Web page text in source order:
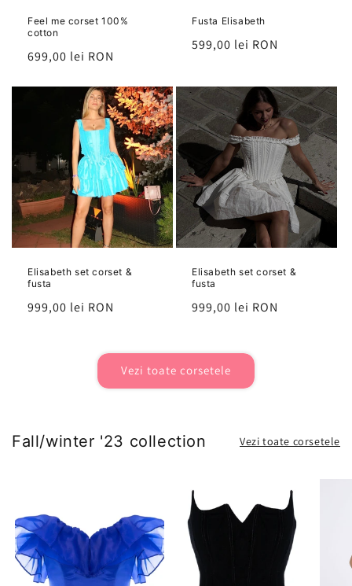
Feel me corset 100%
cotton
Preț
699,00 lei RON
Fusta Elisabeth
Preț
599,00 lei RON
Elisabeth set corset &
fusta
Preț
999,00 lei RON
Elisabeth set corset &
fusta
Preț
999,00 lei RON
Vezi toate corsetele
Fall/winter '23 collection Vezi toate corsetele